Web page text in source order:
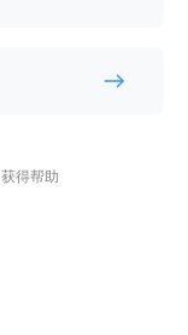
获得帮助